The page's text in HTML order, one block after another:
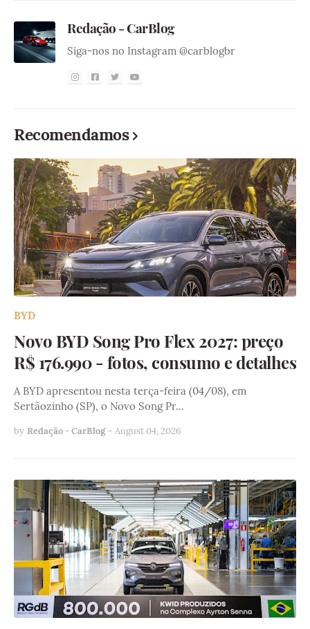
Redação - CarBlog
Siga-nos no Instagram @carblogbr
Recomendamos
BYD
Novo BYD Song Pro Flex 2027: preço
R$ 176.990 - fotos, consumo e detalhes
A BYD apresentou nesta terça-feira (04/08), em
Sertãozinho (SP), o Novo Song Pr…
by Redação - CarBlog - August 04, 2026